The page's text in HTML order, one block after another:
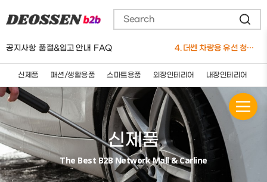
공지사항 품절&입고 안내 FAQ
3. 더쎈 차량용 4계절(사계절)안마시트 12V 24V 공용
4. 더쎈 차량용 유선 청소기 12V
6. 더쎈 차량용 보온보냉 3단멀티 컵홀더
8. 더쎈 차량용마사지쿠션(★신제품)
9. 더쎈 차량용 슬림플러스 3D 통풍 쿨시트
10. 더쎈 5세대 브러쉬매트
1. 버킷돌리+고급형바퀴세트
신제품 패션/생활용품 스마트용품 외장인테리어 내장인테리어
신제품
The Best B2B Network Mall & Carline